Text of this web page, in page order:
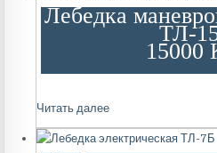
Лебедка
ТЛ-
15000
Читать далее